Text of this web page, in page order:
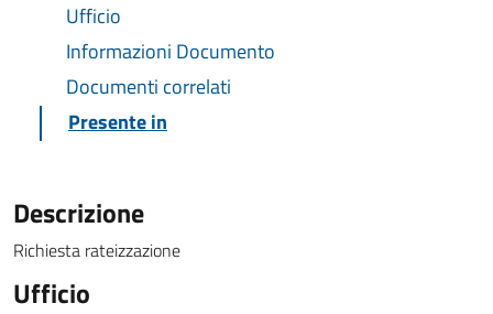
Ufficio
Informazioni Documento
Documenti correlati
Presente in
Descrizione
Richiesta rateizzazione
Ufficio